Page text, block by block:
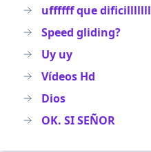
uffffff que dificilllllll
Speed gliding?
Uy uy
Vídeos Hd
Dios
OK. SI SEÑOR